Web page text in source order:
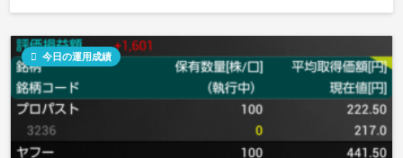
 今日の運用成績